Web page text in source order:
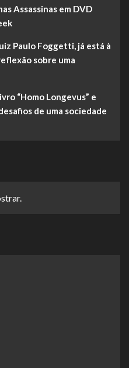
Assassinas em DVD
Paulo Foggetti, já está à
sobre uma
“Homo Longevus” e
de uma sociedade